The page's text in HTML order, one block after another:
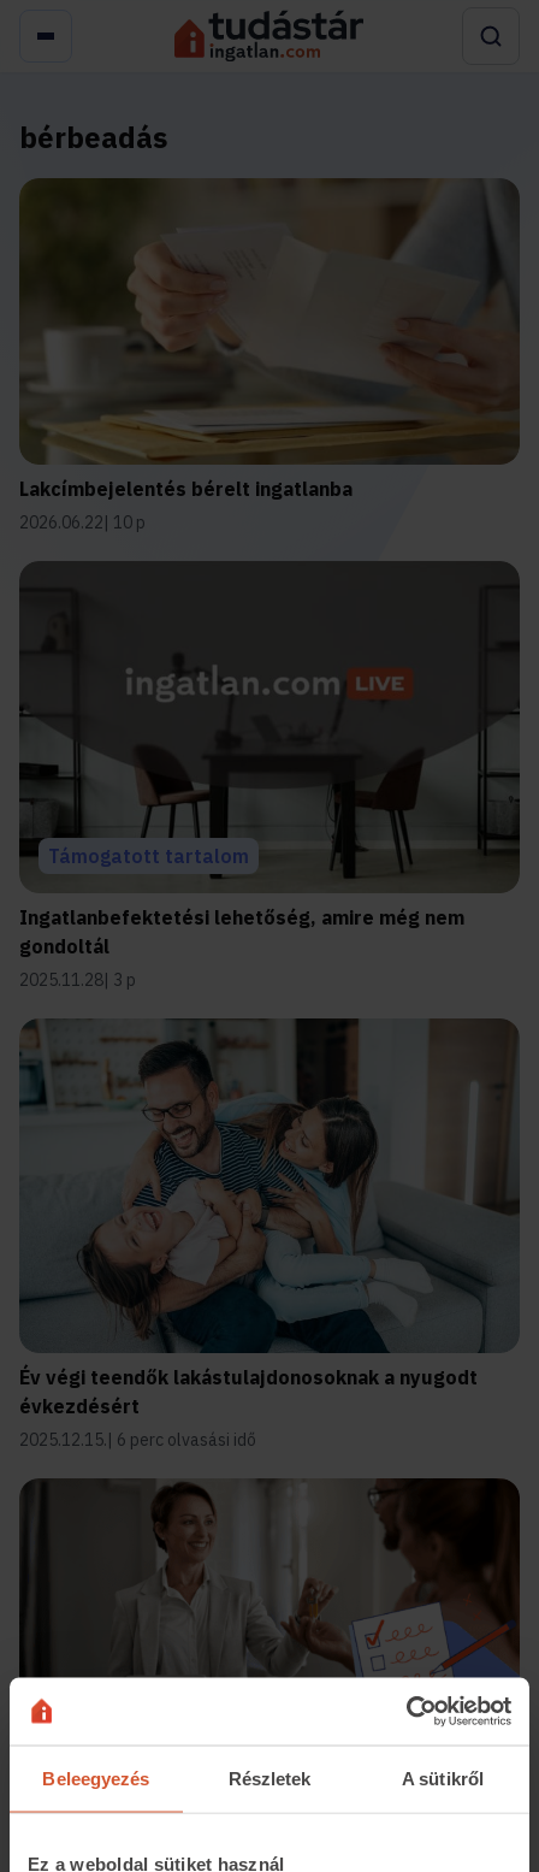
Beleegyezés Részletek A sütikről
Ez a weboldal sütiket használ
bérbeadás
Lakcímbejelentés bérelt ingatlanba
2026.06.22 10 p
Támogatott tartalom
Ingatlanbefektetési lehetőség, amire még nem
gondoltál
2025.11.28 3 p
Év végi teendők lakástulajdonosoknak a nyugodt
évkezdésért
2025.12.15. 6 perc olvasási idő
Így adjuk ki a lakásunkat, mint a profik